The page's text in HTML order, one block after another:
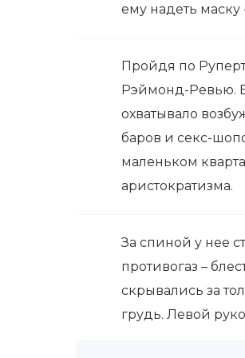
ему надеть
Пройдя по
Рэймонд-Ревью.
охватывало
баров и секс-
маленьком
аристократизма.
За спиной у нее
противогаз –
скрывались за
грудь. Левой